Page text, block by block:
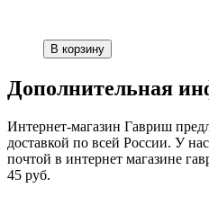
Дополнительная
Интернет-магазин Гавриш
доставкой по всей России. У
почтой в интернет магазине
45 руб.